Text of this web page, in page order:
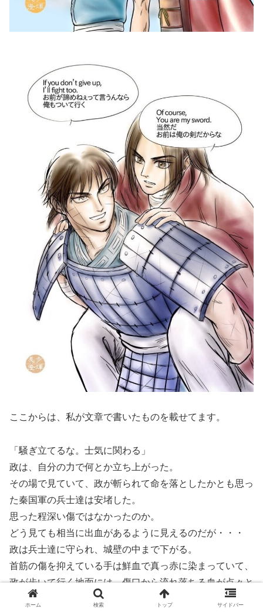
ここからは、私が文章で書いたものを載せてます。
「騒ぎ立てるな。士気に関わる」
政は、自分の力で何とか立ち上がった。
その場で見ていて、政が斬られて命を落としたかとも思っ
た秦国軍の兵士達は安堵した。
思った程深い傷ではなかったのか。
どう見ても相当に出血があるように見えるのだが・・・
政は兵士達に守られ、城壁の中まで下がる。
首筋の傷を抑えている手は鮮血で真っ赤に染まっていて、
政が歩いて行く地面には、傷口から流れ落ちる血が点々と
染みを作った。
ホーム 検索 トップ サイドバー